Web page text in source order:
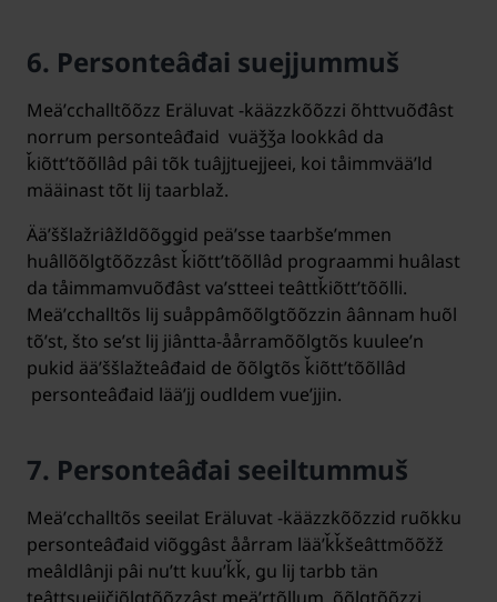
6. Personteâđai suejjummuš
Meäʹcchalltõõzz Eräluvat -kääzzkõõzzi õhttvuõđâst
norrum personteâđaid vuäǯǯa lookkâd da
ǩiõttʼtõõllâd pâi tõk tuâjjtuejjeei, koi tåimmvääʹld
määinast tõt lij taarblaž.
Ääʹššlažriâžldõõǥǥid peäʹsse taarbšeʹmmen
huâllõõlǥtõõzzâst ǩiõttʼtõõllâd prograammi huâlast
da tåimmamvuõđâst vaʹstteei teâttǩiõttʼtõõlli.
Meäʹcchalltõs lij suåppâmõõlǥtõõzzin âânnam huõl
tõʹst, što seʹst lij jiântta-åårramõõlǥtõs kuuleeʹn
pukid ääʹššlažteâđaid de õõlǥtõs ǩiõttʼtõõllâd
personteâđaid lääʹjj oudldem vueʹjjin.
7. Personteâđai seeiltummuš
Meäʹcchalltõs seeilat Eräluvat -kääzzkõõzzid ruõkku
personteâđaid viõǥǥâst åårram lääʹǩǩšeâttmõõžž
meâldlânji pâi nuʹtt kuuʹǩǩ, ǥu lij tarbb tän